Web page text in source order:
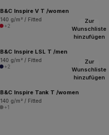
B&C Inspire V T /women
140 g/m² / Fitted
+2
Zur
Wunschliste
hinzufügen
B&C Inspire LSL T /men
140 g/m² / Fitted
+2
Zur
Wunschliste
hinzufügen
B&C Inspire Tank T /women
140 g/m² / Fitted
+1